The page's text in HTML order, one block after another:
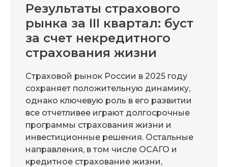
Результаты страхового
рынка за III квартал: буст
за счет некредитного
страхования жизни
Страховой рынок России в 2025 году
сохраняет положительную динамику,
однако ключевую роль в его развитии
все отчетливее играют долгосрочные
программы страхования жизни и
инвестиционные решения. Остальные
направления, в том числе ОСАГО и
кредитное страхование жизни,